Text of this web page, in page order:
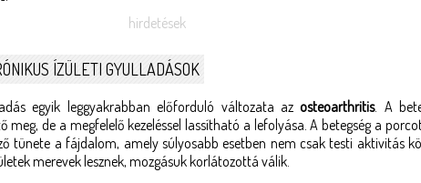
hirdetések
ÍZÜLETI GYULLADÁSOK
egyik leggyakrabban előforduló változata azosteoarthritis. A
meg, de a megfelelő kezeléssel lassítható a lefolyása. A betegség a
tünete a fájdalom, amely súlyosabb esetben nem csak testi aktivitás
merevek lesznek, mozgásuk korlátozottá válik.